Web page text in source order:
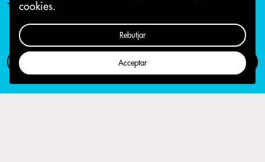
cookies.
Rebutjar
Acceptar
Com participar Campanya